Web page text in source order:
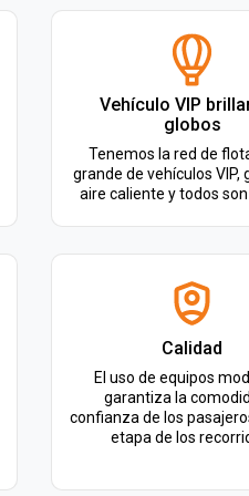
Vehículo VIP
globos
Tenemos la red de
grande de vehículos VIP,
aire caliente y todos son
Calidad
El uso de equipos
garantiza la
confianza de los
etapa de los